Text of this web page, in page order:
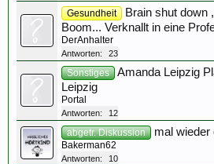
Gesundheit
Brain shut down
Boom... Verknallt in eine
DerAnhalter
Antworten: 23
Sonstiges
Amanda Leipzig
Leipzig
Portal
Antworten: 12
abgetr. Diskussion mal wieder
Bakerman62
Antworten: 10